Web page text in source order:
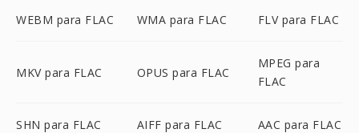
WEBM para FLAC WMA para FLAC FLV para FLAC
MKV para FLAC OPUS para FLAC
MPEG para
FLAC
SHN para FLAC AIFF para FLAC AAC para FLAC